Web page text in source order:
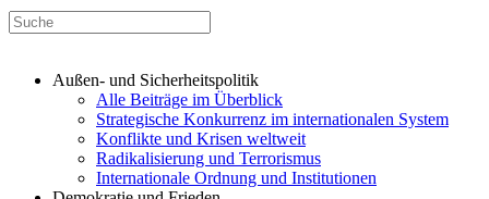
Außen- und Sicherheitspolitik
Alle Beiträge im Überblick
Strategische Konkurrenz im internationalen System
Konflikte und Krisen weltweit
Radikalisierung und Terrorismus
Internationale Ordnung und Institutionen